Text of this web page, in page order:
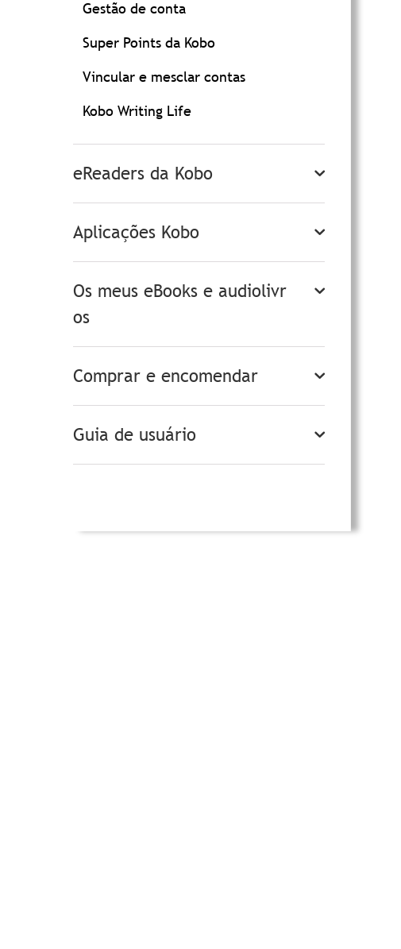
Gestão de conta
Super Points da Kobo
Vincular e mesclar contas
Kobo Writing Life
eReaders da Kobo
Aplicações Kobo
Os meus eBooks e audiolivr
os
Comprar e encomendar
Guia de usuário